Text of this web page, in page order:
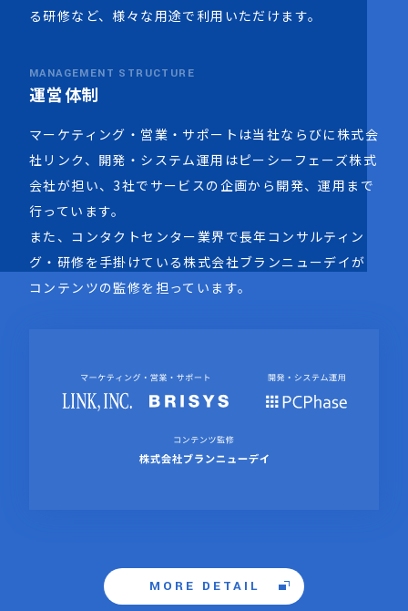
る研修など、様々な用途で利用いただけます。
MANAGEMENT STRUCTURE
運営体制
マーケティング・営業・サポートは当社ならびに株式会
社リンク、開発・システム運用はピーシーフェーズ株式
会社が担い、3社でサービスの企画から開発、運用まで
行っています。
また、コンタクトセンター業界で長年コンサルティン
グ・研修を手掛けている株式会社ブランニューデイが
コンテンツの監修を担っています。
MORE DETAIL